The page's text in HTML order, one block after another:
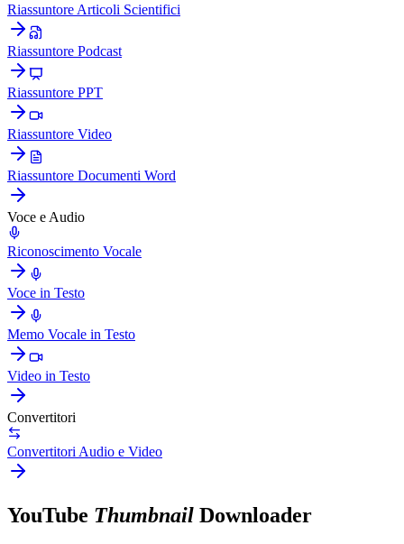
Riassuntore Articoli Scientifici
Riassuntore Podcast
Riassuntore PPT
Riassuntore Video
Riassuntore Documenti Word
Voce e Audio
Riconoscimento Vocale
Voce in Testo
Memo Vocale in Testo
Video in Testo
Convertitori
Convertitori Audio e Video
YouTube Thumbnail Downloader